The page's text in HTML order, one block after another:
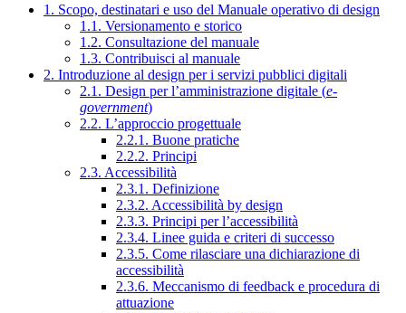
1. Scopo, destinatari e uso del Manuale operativo di design
1.1. Versionamento e storico
1.2. Consultazione del manuale
1.3. Contribuisci al manuale
2. Introduzione al design per i servizi pubblici digitali
2.1. Design per l’amministrazione digitale (e-
government)
2.2. L’approccio progettuale
2.2.1. Buone pratiche
2.2.2. Principi
2.3. Accessibilità
2.3.1. Definizione
2.3.2. Accessibilità by design
2.3.3. Principi per l’accessibilità
2.3.4. Linee guida e criteri di successo
2.3.5. Come rilasciare una dichiarazione di
accessibilità
2.3.6. Meccanismo di feedback e procedura di
attuazione